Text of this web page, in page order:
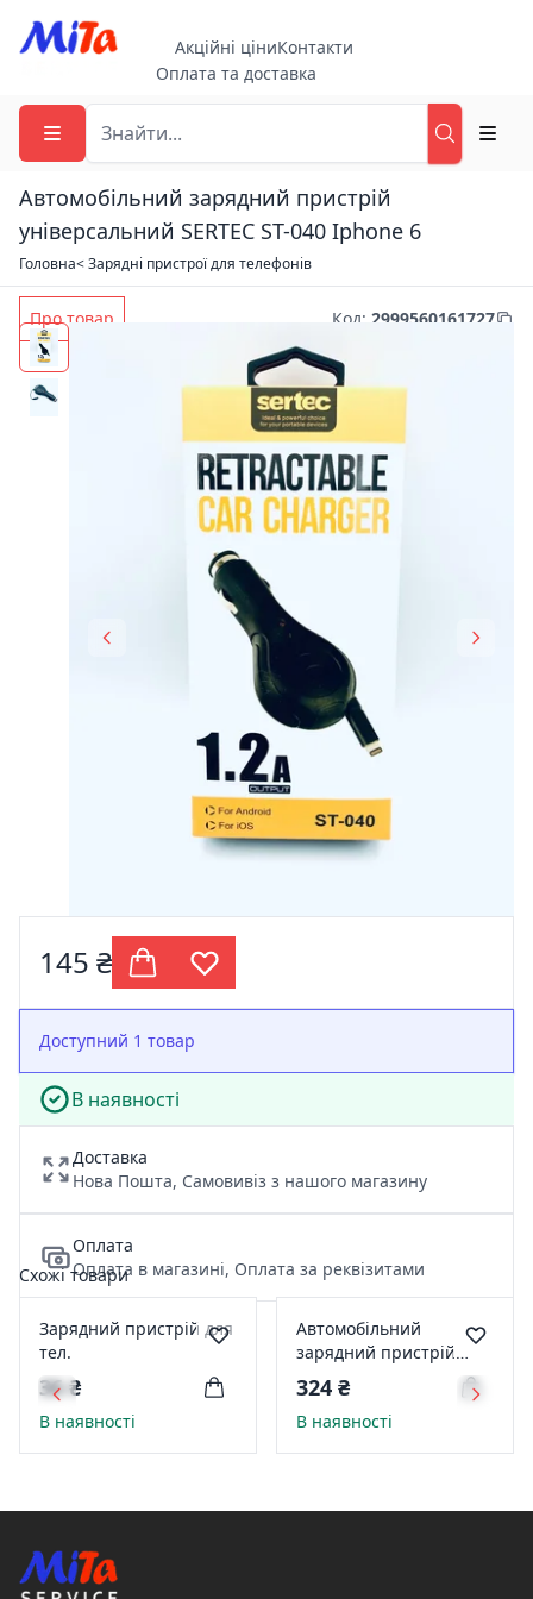
Акційні ціниКонтакти
Оплата та доставка
Автомобільний зарядний пристрій
універсальний SERTEC ST-040 Iphone 6
Головна< Зарядні пристрої для телефонів
Про товар Код: 2999560161727
145 ₴
Доступний 1 товар
В наявності
Доставка
Нова Пошта, Самовивіз з нашого магазину
Оплата
Оплата в магазині, Оплата за реквізитами
Схожі товари
Зарядний пристрій для
тел.
36 ₴
В наявності
Автомобільний
зарядний пристрій
(адаптер) WALKER WCR-
23 Qualcomm 1USB
QC3.0/2.4A black
324 ₴
В наявності